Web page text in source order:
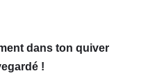
dans ton quiver
!